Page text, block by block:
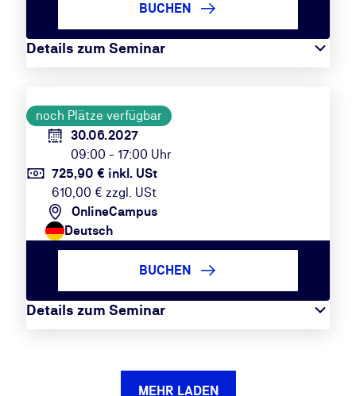
Details zum Seminar
BUCHEN
noch Plätze verfügbar
30.06.2027
09:00 - 17:00 Uhr
725,90 € inkl. USt
610,00 € zzgl. USt
OnlineCampus
Deutsch
Details zum Seminar
BUCHEN
MEHR LADEN